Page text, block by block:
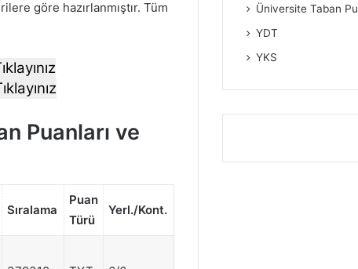
göre hazırlanmıştır. Tüm
Puanları ve
Sıralama
Puan
Türü
Yerl./Kont.
Üniversite Taban
YDT
YKS